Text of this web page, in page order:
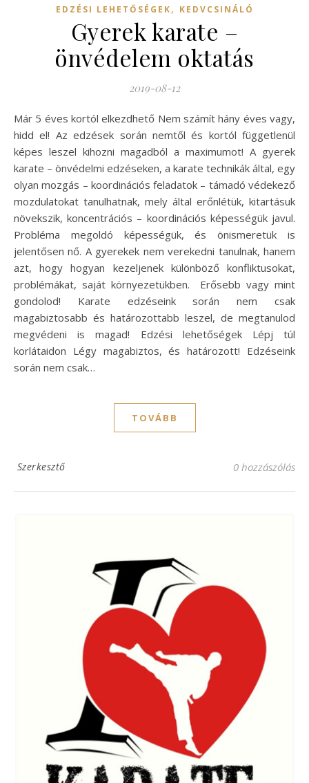
EDZÉSI LEHETŐSÉGEK, KEDVCSINÁLÓ
Gyerek karate –
önvédelem oktatás
2019-08-12
Már 5 éves kortól elkezdhető Nem számít hány éves vagy,
hidd el! Az edzések során nemtől és kortól függetlenül
képes leszel kihozni magadból a maximumot! A gyerek
karate – önvédelmi edzéseken, a karate technikák által, egy
olyan mozgás – koordinációs feladatok – támadó védekező
mozdulatokat tanulhatnak, mely által erőnlétük, kitartásuk
növekszik, koncentrációs – koordinációs képességük javul.
Probléma megoldó képességük, és önismeretük is
jelentősen nő. A gyerekek nem verekedni tanulnak, hanem
azt, hogy hogyan kezeljenek különböző konfliktusokat,
problémákat, saját környezetükben. Erősebb vagy mint
gondolod! Karate edzéseink során nem csak
magabiztosabb és határozottabb leszel, de megtanulod
megvédeni is magad! Edzési lehetőségek Lépj túl
korlátaidon Légy magabiztos, és határozott! Edzéseink
során nem csak…
TOVÁBB
Szerkesztő 0 hozzászólás